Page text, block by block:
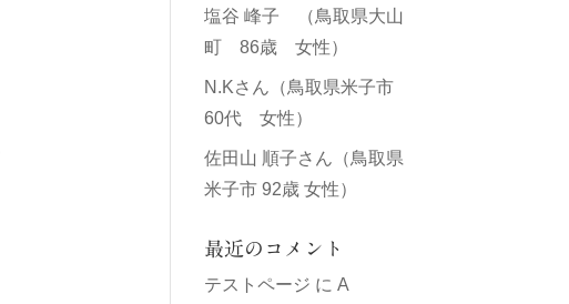
塩谷 峰子 （鳥取県大山
町 86歳 女性）
N.Kさん（鳥取県米子市
60代 女性）
佐田山 順子さん（鳥取県
米子市 92歳 女性）
最近のコメント
テストページ にA